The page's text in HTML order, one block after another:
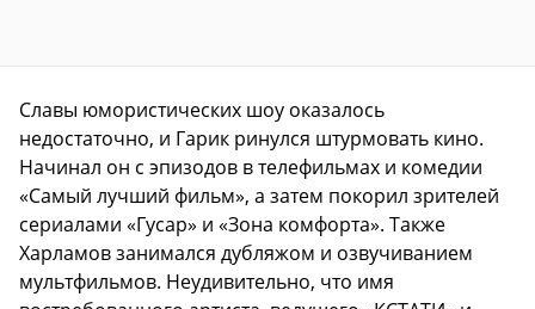
Славы юмористических шоу оказалось
недостаточно, и Гарик ринулся штурмовать кино.
Начинал он с эпизодов в телефильмах и комедии
«Самый лучший фильм», а затем покорил зрителей
сериалами «Гусар» и «Зона комфорта». Также
Харламов занимался дубляжом и озвучиванием
мультфильмов. Неудивительно, что имя